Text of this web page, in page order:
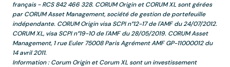
français - RCS 842 466 328. CORUM Origin et CORUM XL sont gérées
par CORUM Asset Management, société de gestion de portefeuille
indépendante. CORUM Origin visa SCPI n°12-17 de l'AMF du 24/07/2012.
CORUM XL, visa SCPI n°19-10 de l'AMF du 28/05/2019. CORUM Asset
Management, 1 rue Euler 75008 Paris Agrément AMF GP-11000012 du
14 avril 2011.
Information : Corum Origin et Corum XL sont un investissement